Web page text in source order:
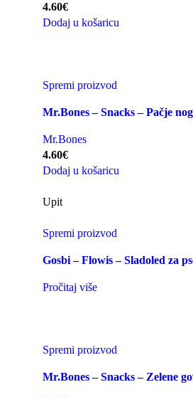
4.60€
Dodaj u košaricu
Spremi proizvod
Mr.Bones – Snacks – Pačje
Mr.Bones
4.60€
Dodaj u košaricu
Upit
Spremi proizvod
Gosbi – Flowis – Sladoled za
Pročitaj više
Spremi proizvod
Mr.Bones – Snacks – Zelene